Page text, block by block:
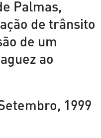
Palmas,
de trânsito
de um
ao
1999